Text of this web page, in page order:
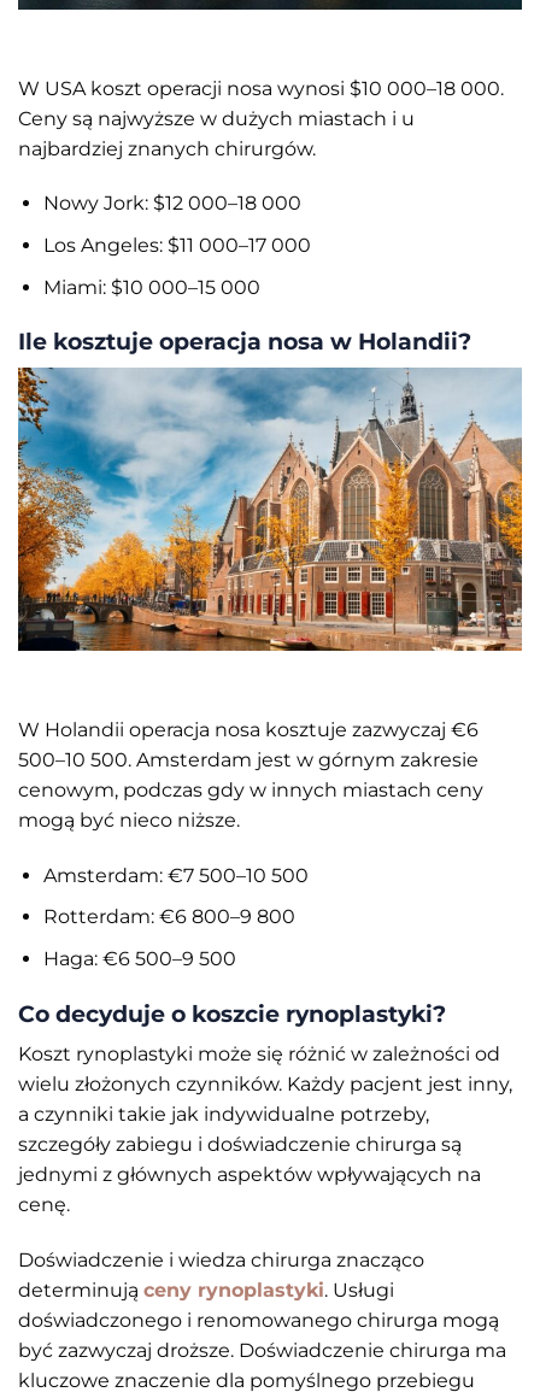
W USA koszt operacji nosa wynosi $10 000–18 000.
Ceny są najwyższe w dużych miastach i u
najbardziej znanych chirurgów.
Nowy Jork: $12 000–18 000
Los Angeles: $11 000–17 000
Miami: $10 000–15 000
Ile kosztuje operacja nosa w Holandii?
W Holandii operacja nosa kosztuje zazwyczaj €6
500–10 500. Amsterdam jest w górnym zakresie
cenowym, podczas gdy w innych miastach ceny
mogą być nieco niższe.
Amsterdam: €7 500–10 500
Rotterdam: €6 800–9 800
Haga: €6 500–9 500
Co decyduje o koszcie rynoplastyki?
Koszt rynoplastyki może się różnić w zależności od
wielu złożonych czynników. Każdy pacjent jest inny,
a czynniki takie jak indywidualne potrzeby,
szczegóły zabiegu i doświadczenie chirurga są
jednymi z głównych aspektów wpływających na
cenę.
Doświadczenie i wiedza chirurga znacząco
determinują ceny rynoplastyki. Usługi
doświadczonego i renomowanego chirurga mogą
być zazwyczaj droższe. Doświadczenie chirurga ma
kluczowe znaczenie dla pomyślnego przebiegu